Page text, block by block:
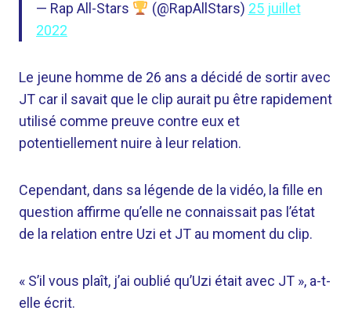
— Rap All-Stars (@RapAllStars) 25 juillet
2022
Le jeune homme de 26 ans a décidé de sortir avec
JT car il savait que le clip aurait pu être rapidement
utilisé comme preuve contre eux et
potentiellement nuire à leur relation.
Cependant, dans sa légende de la vidéo, la fille en
question affirme qu’elle ne connaissait pas l’état
de la relation entre Uzi et JT au moment du clip.
« S’il vous plaît, j’ai oublié qu’Uzi était avec JT », a-t-
elle écrit.